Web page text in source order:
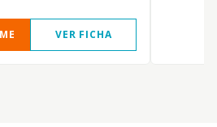
VER FICHA